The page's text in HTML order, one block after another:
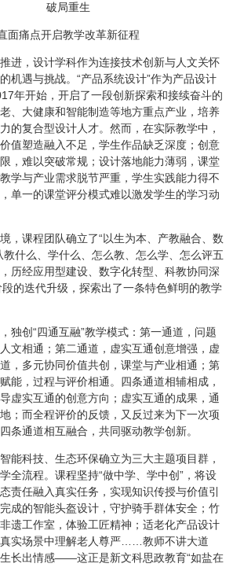
破局重生
面痛点开启教学改革新征程
进，设计学科作为连接技术创新与人文关怀
机遇与挑战。“产品系统设计”作为产品设计
年开始，开启了一段创新探索和接续奋斗的
、大健康和智能制造等地方重点产业，培养
的复合型设计人才。然而，在实际教学中，
值塑造融入不足，学生作品缺乏深度；创意
，难以突破常规；设计落地能力薄弱，课堂
学与产业需求脱节严重，学生实践能力得不
单一的课堂评分模式难以激发学生的学习动
，课程团队确立了“以生为本、产教融合、数
教什么、学什么、怎么教、怎么学、怎么评五
历经应用型建设、数字化转型、科教协同深
的迭代升级，探索出了一条特色鲜明的教学
独创“四通互融”教学模式：第一通道，问题
文相通；第二通道，虚实互通创意增强，虚
，多元协同价值共创，课堂与产业相通；第
能，过程与评价相通。四条通道相辅相成，
虚实互通的创意方向；虚实互通的成果，通
；而全程评价的反馈，又反过来为下一次项
条通道相互融合，共同驱动教学创新。
能科技、生态环保确立为三大主题项目群，
全流程。课程坚持“做中学、学中创”，将设
责任融入真实任务，实现知识传授与价值引
成的智能头盔设计，守护骑手群体安全；竹
遗工作室，体验工匠精神；适老化产品设计
实场景中理解老人尊严……教师不讲大道
长出情感——这正是新文科思政教育“如盐在